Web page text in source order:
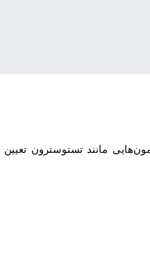
مانند تستوسترون